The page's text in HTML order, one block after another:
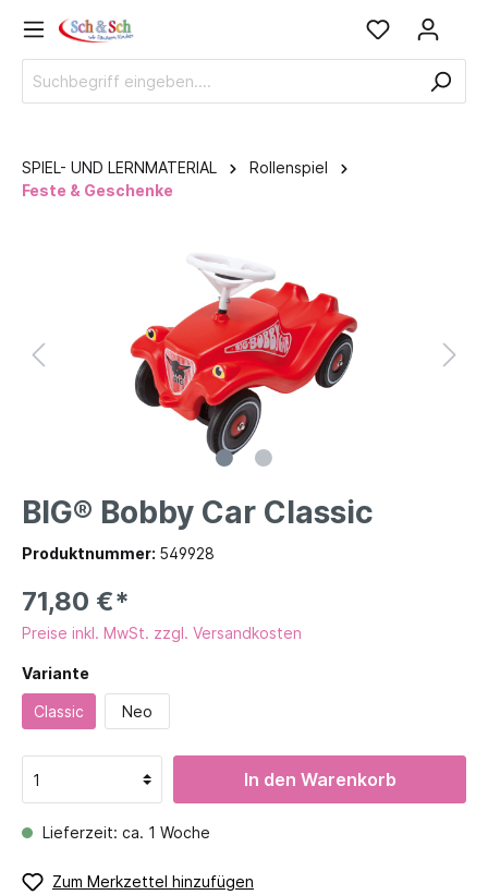
SPIEL- UND LERNMATERIAL
Rollenspiel
Feste & Geschenke
BIG® Bobby Car Classic
Produktnummer: 549928
71,80 €*
Preise inkl. MwSt. zzgl. Versandkosten
Variante
Classic Neo
In den Warenkorb
Lieferzeit: ca. 1 Woche
Zum Merkzettel hinzufügen